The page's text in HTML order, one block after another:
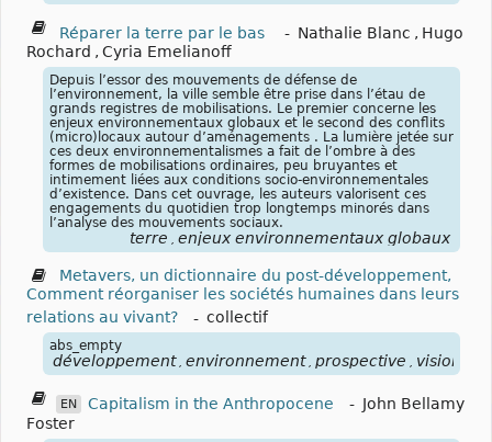
Réparer la terre par le bas - Nathalie Blanc , Hugo
Rochard , Cyria Emelianoff
Depuis l’essor des mouvements de défense de
l’environnement, la ville semble être prise dans l’étau de
grands registres de mobilisations. Le premier concerne les
enjeux environnementaux globaux et le second des conflits
(micro)locaux autour d’aménagements . La lumière jetée sur
ces deux environnementalismes a fait de l’ombre à des
formes de mobilisations ordinaires, peu bruyantes et
intimement liées aux conditions socio-environnementales
d’existence. Dans cet ouvrage, les auteurs valorisent ces
engagements du quotidien trop longtemps minorés dans
l’analyse des mouvements sociaux.
terre enjeux environnementaux globaux
Metavers, un dictionnaire du post-développement,
Comment réorganiser les sociétés humaines dans leurs
relations au vivant?
- collectif
abs_empty
développement , environnement , prospective , vision
EN Capitalism in the Anthropocene - John Bellamy
Foster